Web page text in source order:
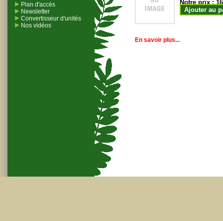
Plan d'accès
Newsletter
Convertisseur d'unités
Nos vidéos
Notre prix :
Ajouter au
En savoir plus...